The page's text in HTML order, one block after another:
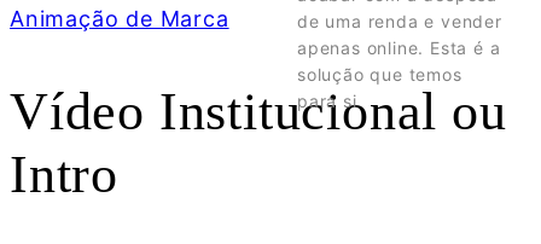
de uma renda e vender
apenas online. Esta é a
solução que temos
para si
Animação de Marca
Vídeo Institucional ou
Intro